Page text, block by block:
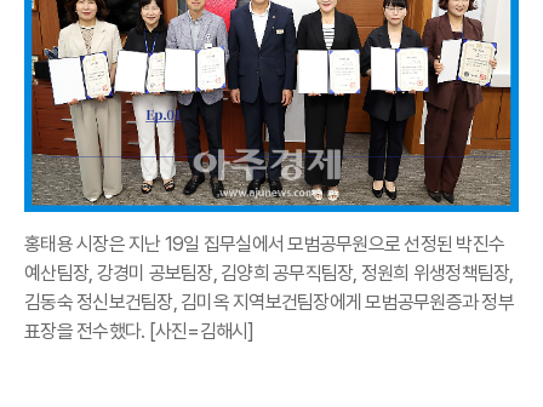
홍태용 시장은 지난 19일 집무실에서 모범공무원으로 선정된 박진수
예산팀장, 강경미 공보팀장, 김양희 공무직팀장, 정원희 위생정책팀장,
김동숙 정신보건팀장, 김미옥 지역보건팀장에게 모범공무원증과 정부
표장을 전수했다. [사진=김해시]